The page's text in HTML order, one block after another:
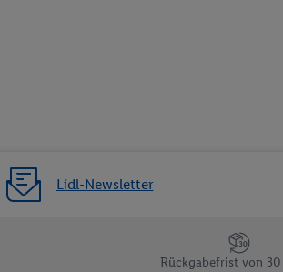
Lidl-Newsletter
Rückgabefrist von 30
von Utiq („consenthub“)
für digitales Marketing“ am unteren Ende dieser
den Einsatz notwendiger Techniken zulassen.
zu sämtlichen vorgenannten Zwecken unter